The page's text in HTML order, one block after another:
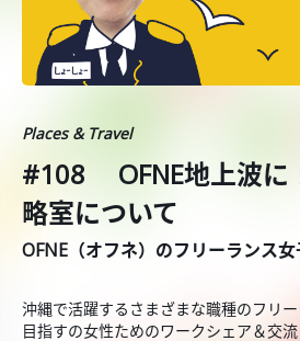
Places & Travel
#108 OFNE地上波に
略室について
OFNE（オフネ）のフリーランス女
沖縄で活躍するさまざまな職種のフリ
目指すの女性ためのワークシェア＆交